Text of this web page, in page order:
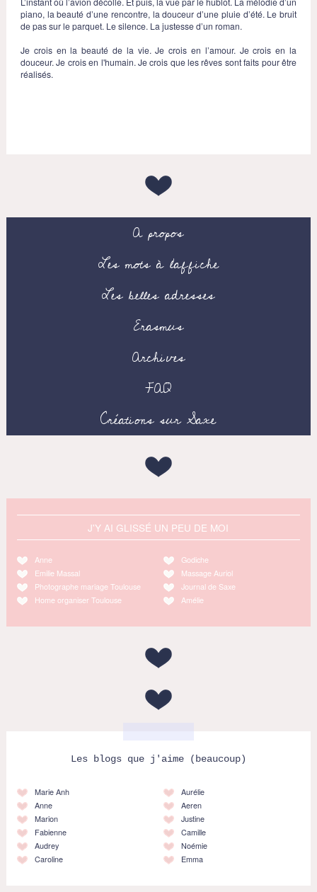
piano, la beauté d’une rencontre, la douceur d’une pluie d’été. Le bruit
de pas sur le parquet. Le silence. La justesse d’un roman.
Je crois en la beauté de la vie. Je crois en l’amour. Je crois en la
douceur. Je crois en l'humain. Je crois que les rêves sont faits pour être
réalisés.
A propos
Les mots à l’affiche
Les belles adresses
Erasmus
Archives
FAQ
Créations sur Saxe
J'Y AI GLISSÉ UN PEU DE MOI
Anne
Emilie Massal
Photographe mariage Toulouse
Home organiser Toulouse
Godiche
Massage Auriol
Journal de Saxe
Amélie
Les blogs que j'aime (beaucoup)
Marie Anh
Anne
Marion
Fabienne
Audrey
Caroline
Aurélie
Aeren
Justine
Camille
Noémie
Emma